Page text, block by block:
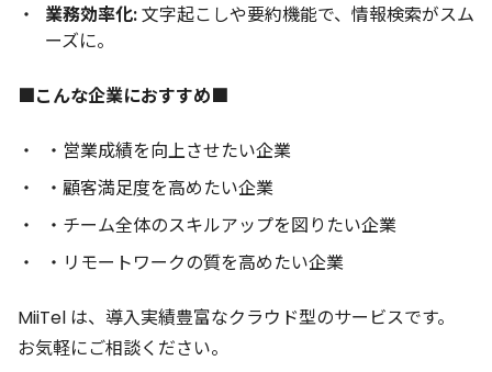
業務効率化:文字起こしや要約機能で、情報検索がスム
ーズに。
■こんな企業におすすめ■
・営業成績を向上させたい企業
・顧客満足度を高めたい企業
・チーム全体のスキルアップを図りたい企業
・リモートワークの質を高めたい企業
MiiTel は、導入実績豊富なクラウド型のサービスです。
お気軽にご相談ください。